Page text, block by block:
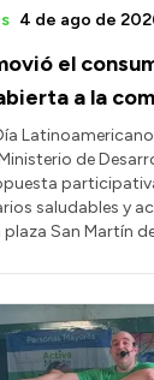
el
a la
4 de ago de
de
saludables y
San Martín